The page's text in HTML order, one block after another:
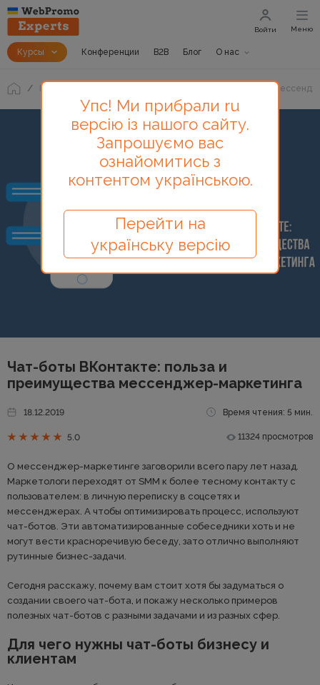
Курсы Конференции B2B Блог О нас
Войти Меню
Блог Чат-боты ВКонтакте: польза и преимущества
Чат-боты ВКонтакте: польза и
преимущества мессенджер-маркетинга
18.12.2019 Время чтения: 5 мин.
5.0 11324 просмотров
О мессенджер-маркетинге заговорили всего пару лет назад.
Маркетологи переходят от SMM к более тесному контакту с
пользователем: в личную переписку в соцсетях и
мессенджерах. А чтобы оптимизировать процесс, используют
чат-ботов. Эти автоматизированные собеседники хоть и не
могут вести красноречивую беседу, зато отлично выполняют
рутинные бизнес-задачи.
Сегодня расскажу, почему вам стоит хотя бы задуматься о
создании своего чат-бота, и покажу несколько примеров
полезных чат-ботов с разными задачами и из разных сфер.
Для чего нужны чат-боты бизнесу и
клиентам
Упс! Ми прибрали ru
версію із нашого сайту.
Запрошуємо вас
ознайомитись з
контентом українською.
Перейти на
українську версію